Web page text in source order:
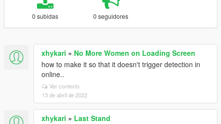
0 subidas 0 seguidores
xhykari » No More Women on Loading Screen
how to make it so that it doesn't trigger detection in
online..
Ver contexto
13 de abril de 2022
xhykari » Last Stand